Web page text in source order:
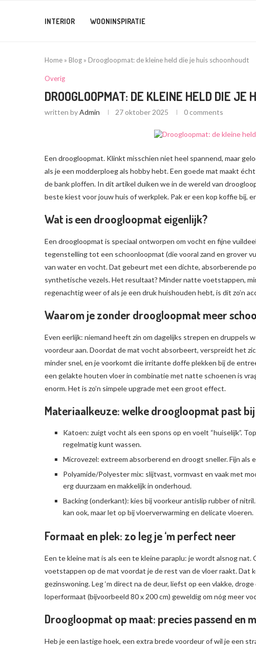
INTERIOR WOONINSPIRATIE
Home » Blog » Droogloopmat: de kleine held die je huis schoonhoudt
Overig
DROOGLOOPMAT: DE KLEINE HELD DIE JE
written byAdmin 27 oktober 2025 0 comments
Een droogloopmat. Klinkt misschien niet heel spannend, maar
als je een modderploeg als hobby hebt. Een goede mat maakt
de bank ploffen. In dit artikel duiken we in de wereld van
beste kiest voor jouw huis of werkplek. Pak er een kop koffie bij,
Wat is een droogloopmat eigenlijk?
Een droogloopmat is speciaal ontworpen om vocht en fijne
tegenstelling tot een schoonloopmat (die vooral zand en grover
van water en vocht. Dat gebeurt met een dichte, absorberende
synthetische vezels. Het resultaat? Minder natte voetstappen,
regenachtig weer of als je een druk huishouden hebt, is dit zo’n
Waarom je zonder droogloopmat meer
Even eerlijk: niemand heeft zin om dagelijks strepen en druppels
voordeur aan. Doordat de mat vocht absorbeert, verspreidt het
minder snel, en je voorkomt die irritante doffe plekken bij de
een gelakte houten vloer in combinatie met natte schoenen is
enorm. Het is zo’n simpele upgrade met een groot effect.
Materiaalkeuze: welke droogloopmat past
Katoen: zuigt vocht als een spons op en voelt “huiselijk”.
regelmatig kunt wassen.
Microvezel: extreem absorberend en droogt sneller. Fijn als
Polyamide/Polyester mix: slijtvast, vormvast en vaak met
erg duurzaam en makkelijk in onderhoud.
Backing (onderkant): kies bij voorkeur antislip rubber of
kan ook, maar let op bij vloerverwarming en delicate vloeren.
Formaat en plek: zo leg je ‘m perfect neer
Een te kleine mat is als een te kleine paraplu: je wordt alsnog nat.
voetstappen op de mat voordat je de rest van de vloer raakt. Dat
gezinswoning. Leg ‘m direct na de deur, liefst op een vlakke,
loperformaat (bijvoorbeeld 80 x 200 cm) geweldig om nóg meer
Droogloopmat op maat: precies passend en
Heb je een lastige hoek, een extra brede voordeur of wil je een